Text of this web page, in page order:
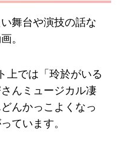
舞台や演技の話な
。
上では「玲於がいる
んミュージカル凄
んかっこよくなっ
ています。